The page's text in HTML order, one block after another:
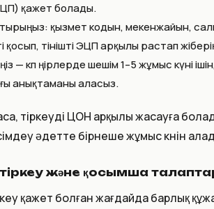
қажет болады.
қызмет кодын, мекенжайын,
қосып, өтінішті ЭЦП арқылы растап
— көп өңірлерде шешім 1–5 жұмыс
анықтаманы аласыз.
тіркеуді ЦОН арқылы жасауға
әдетте бірнеше жұмыс күнін
және қосымша
қажет болған жағдайда барлық